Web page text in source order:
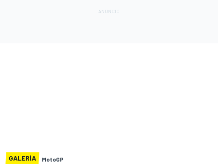
GALERÍA MotoGP